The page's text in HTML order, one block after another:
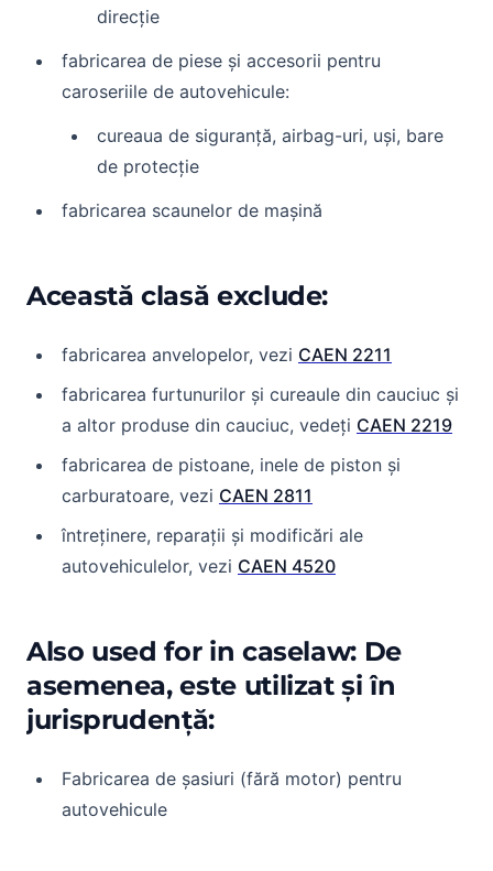
direcție
fabricarea de piese și accesorii pentru
caroseriile de autovehicule:
cureaua de siguranță, airbag-uri, uși, bare
de protecție
fabricarea scaunelor de mașină
Această clasă exclude:
fabricarea anvelopelor, vezi CAEN 2211
fabricarea furtunurilor și cureaule din cauciuc și
a altor produse din cauciuc, vedeți CAEN 2219
fabricarea de pistoane, inele de piston și
carburatoare, vezi CAEN 2811
întreținere, reparații și modificări ale
autovehiculelor, vezi CAEN 4520
Also used for in caselaw: De
asemenea, este utilizat și în
jurisprudență:
Fabricarea de șasiuri (fără motor) pentru
autovehicule